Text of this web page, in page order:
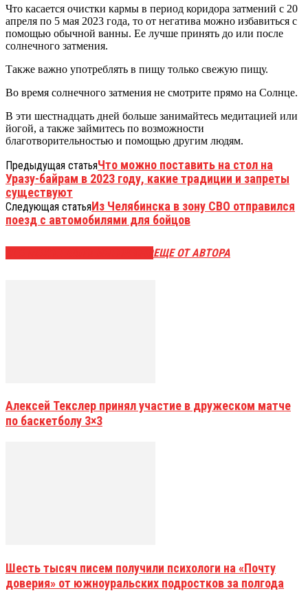
Что касается очистки кармы в период коридора затмений с 20
апреля по 5 мая 2023 года, то от негатива можно избавиться с
помощью обычной ванны. Ее лучше принять до или после
солнечного затмения.
Также важно употреблять в пищу только свежую пищу.
Во время солнечного затмения не смотрите прямо на Солнце.
В эти шестнадцать дней больше занимайтесь медитацией или
йогой, а также займитесь по возможности
благотворительностью и помощью другим людям.
Предыдущая статьяЧто можно поставить на стол на
Уразу-байрам в 2023 году, какие традиции и запреты
существуют
Следующая статьяИз Челябинска в зону СВО отправился
поезд с автомобилями для бойцов
ЕЩЕ ОТ АВТОРА
Алексей Текслер принял участие в дружеском матче
по баскетболу 3×3
Шесть тысяч писем получили психологи на «Почту
доверия» от южноуральских подростков за полгода